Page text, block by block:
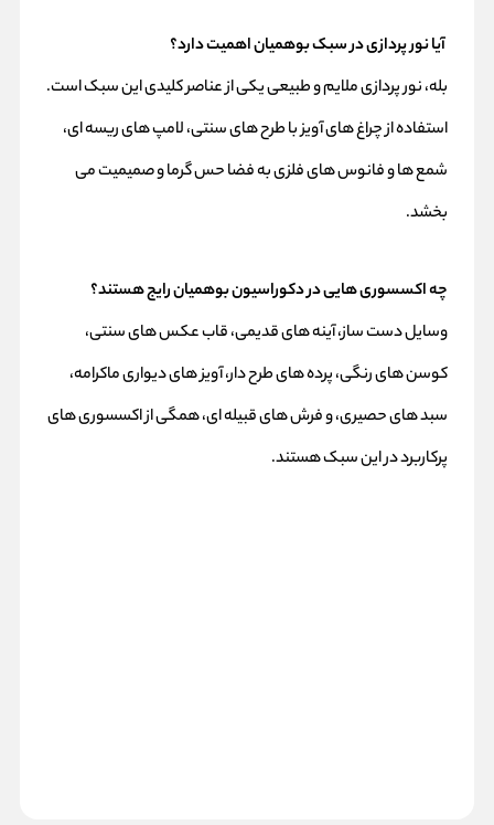
آیا نور پردازی در سبک بوهمیان اهمیت دارد؟
بله، نور پردازی ملایم و طبیعی یکی از عناصر کلیدی این سبک است.
استفاده از چراغ‌ های آویز با طرح‌ های سنتی، لامپ‌ های ریسه‌ ای،
شمع‌ ها و فانوس‌ های فلزی به فضا حس گرما و صمیمیت می‌
بخشد.
چه اکسسوری‌ هایی در دکوراسیون بوهمیان رایج هستند؟
وسایل دست‌ ساز، آینه‌ های قدیمی، قاب عکس‌ های سنتی،
کوسن‌ های رنگی، پرده‌ های طرح‌ دار، آویز های دیواری ماکرامه،
سبد های حصیری، و فرش‌ های قبیله‌ ای، همگی از اکسسوری‌ های
پرکاربرد در این سبک هستند.